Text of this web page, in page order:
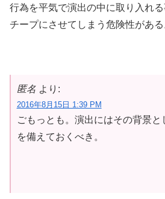
行為を平気で演出の中に取り入れ
チープにさせてしまう危険性がある
匿名 より:
2016年8月15日 1:39 PM
ごもっとも。演出にはその背景と
を備えておくべき。